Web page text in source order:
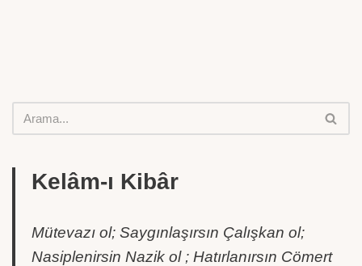
Kelâm-ı Kibâr
Mütevazı ol; Saygınlaşırsın Çalışkan ol;
Nasiplenirsin Nazik ol ; Hatırlanırsın Cömert